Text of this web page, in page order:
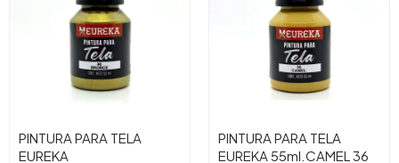
PINTURA PARA TELA
EUREKA
PINTURA PARA TELA
EUREKA 55ml.CAMEL 36